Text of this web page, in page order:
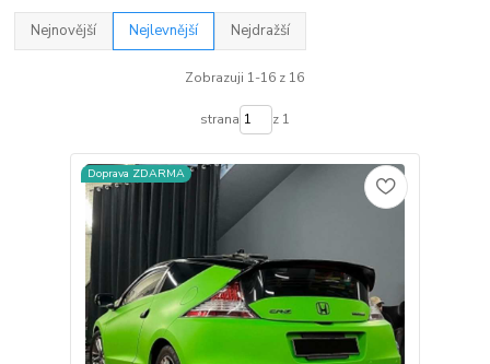
Nejnovější Nejlevnější Nejdražší
Zobrazuji 1-16 z 16
strana z 1
Doprava ZDARMA